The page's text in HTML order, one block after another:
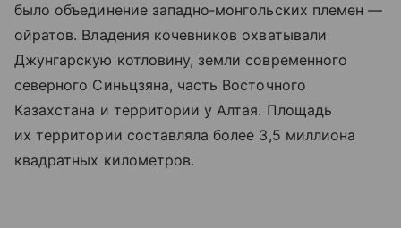
было объединение западно‑монгольских племен —
ойратов. Владения кочевников охватывали
Джунгарскую котловину, земли современного
северного Синьцзяна, часть Восточного
Казахстана и территории у Алтая. Площадь
их территории составляла более 3,5 миллиона
квадратных километров.